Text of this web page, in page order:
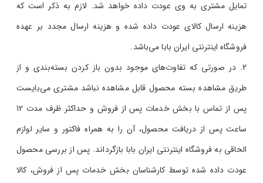
تمایل مشتری به وی عودت داده خواهد شد. لازم به ذکر است که
هزینه ارسال کالای عودت داده شده و هزینه ارسال مجدد بر عهده
فروشگاه اینترنتی ایران بابا می‌باشد.
در صورتی که تفاوت‌های موجود بدون باز کردن بسته‌بندی و از
طریق مشاهده بسته محصول قابل مشاهده نباشد مشتری می‌بایست
پس از تماس با بخش خدمات پس از فروش و حداکثر ظرف مدت 12
ساعت پس از دریافت محصول، آن را به همراه فاکتور و سایر لوازم
الحاقی به فروشگاه اینترنتی ایران بابا بازگرداند. پس از بررسی محصول
عودت داده شده توسط کارشناسان بخش خدمات پس از فروش، کالا